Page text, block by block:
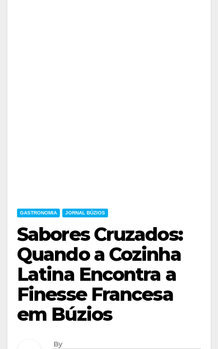
GASTRONOMIA JORNAL BÚZIOS
Sabores Cruzados:
Quando a Cozinha
Latina Encontra a
Finesse Francesa
em Búzios
By